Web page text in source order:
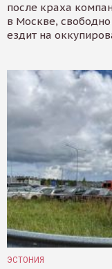
после краха
в Москве,
ездит на
ЭСТОНИЯ